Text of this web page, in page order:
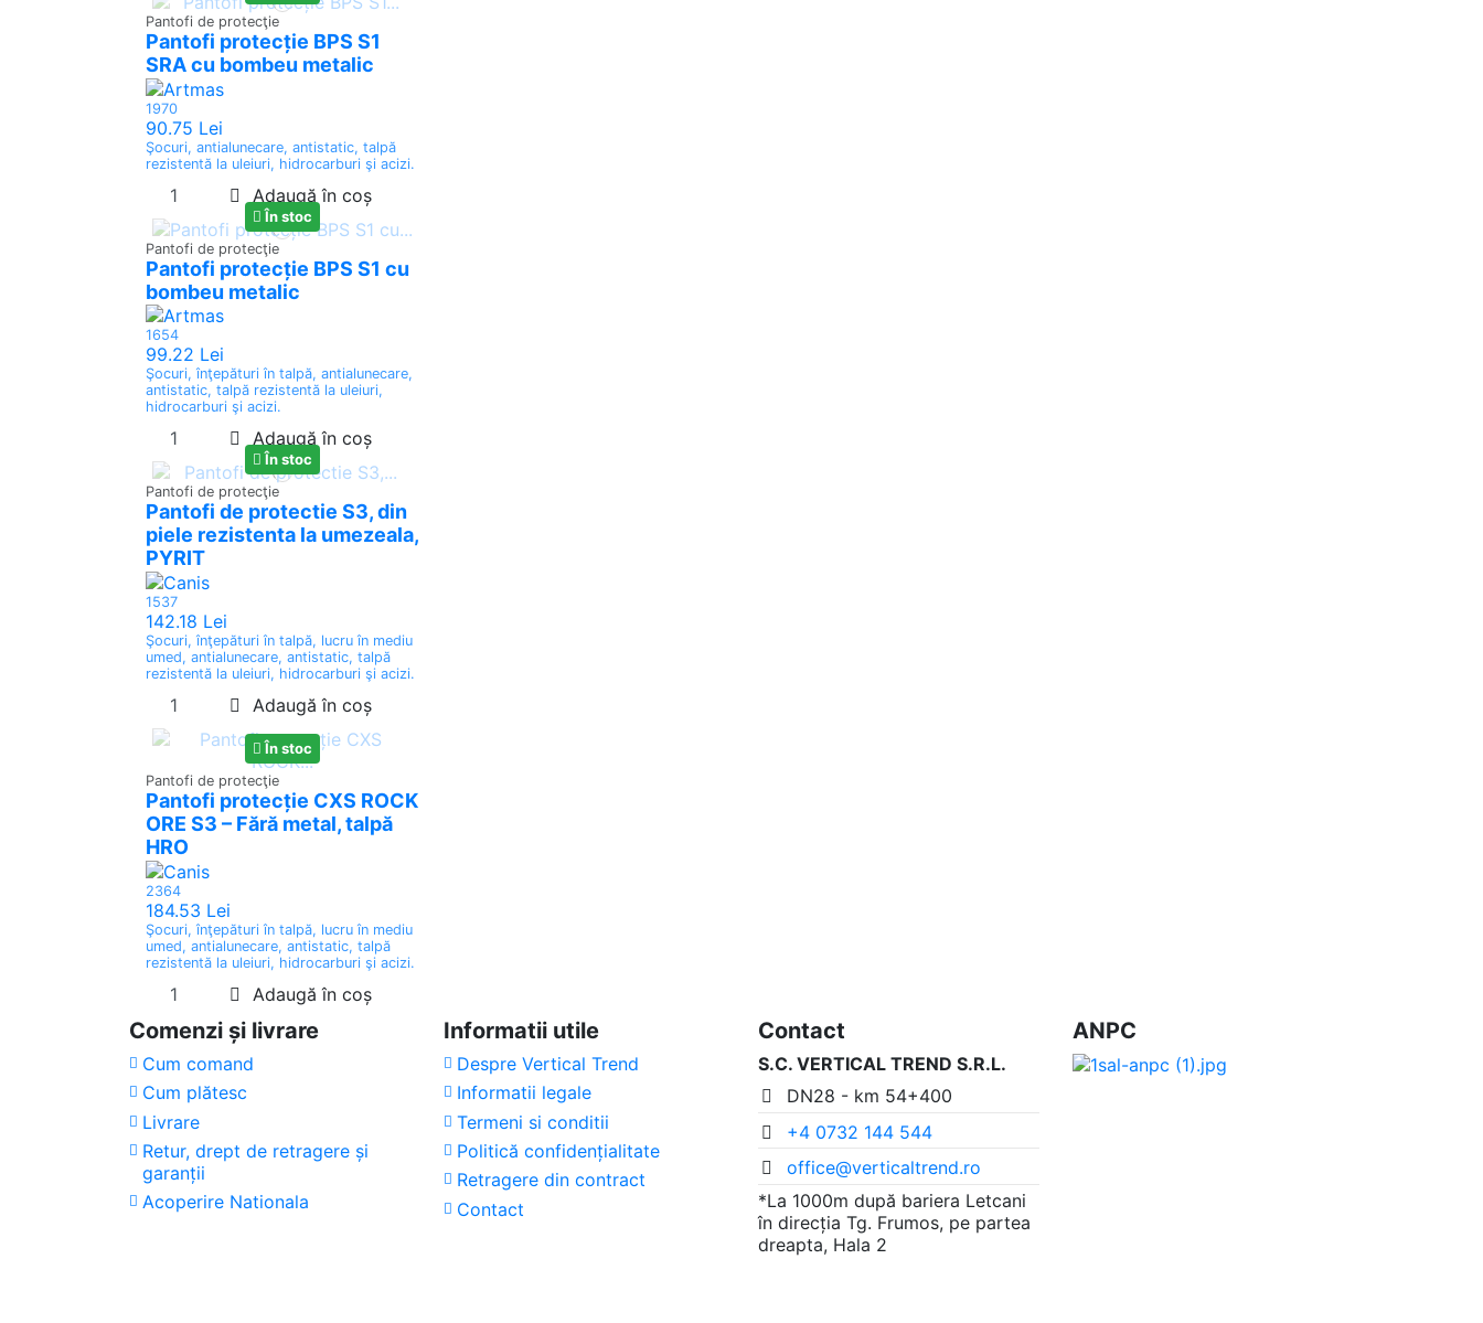
Pantofi de protecţie
Pantofi protecție BPS S1
SRA cu bombeu metalic
1970
90.75 Lei
Şocuri, antialunecare, antistatic, talpă
rezistentă la uleiuri, hidrocarburi şi acizi.
Adaugă în coș
În stoc
Pantofi de protecţie
Pantofi protecție BPS S1 cu
bombeu metalic
1654
99.22 Lei
Şocuri, înţepături în talpă, antialunecare,
antistatic, talpă rezistentă la uleiuri,
hidrocarburi şi acizi.
Adaugă în coș
În stoc
Pantofi de protecţie
Pantofi de protectie S3, din
piele rezistenta la umezeala,
PYRIT
1537
142.18 Lei
Şocuri, înţepături în talpă, lucru în mediu
umed, antialunecare, antistatic, talpă
rezistentă la uleiuri, hidrocarburi şi acizi.
Adaugă în coș
În stoc
Pantofi de protecţie
Pantofi protecție CXS ROCK
ORE S3 – Fără metal, talpă
HRO
2364
184.53 Lei
Şocuri, înţepături în talpă, lucru în mediu
umed, antialunecare, antistatic, talpă
rezistentă la uleiuri, hidrocarburi şi acizi.
Adaugă în coș
Comenzi și livrare
Cum comand
Cum plătesc
Livrare
Retur, drept de retragere și
garanții
Acoperire Nationala
Informatii utile
Despre Vertical Trend
Informatii legale
Termeni si conditii
Politică confidențialitate
Retragere din contract
Contact
Contact
S.C. VERTICAL TREND S.R.L.
DN28 - km 54+400
+4 0732 144 544
office@verticaltrend.ro
*La 1000m după bariera Letcani
în direcția Tg. Frumos, pe partea
dreapta, Hala 2
ANPC